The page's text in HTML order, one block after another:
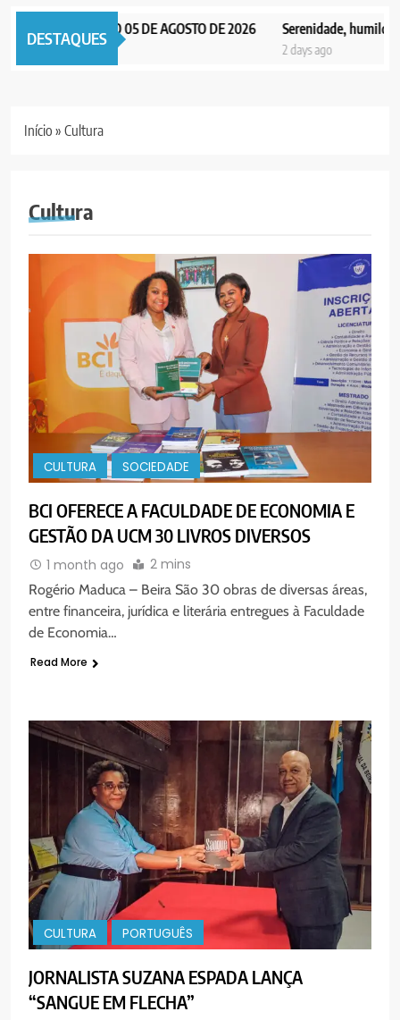
DESTAQUES
EDIÇÃO 05 DE AGOSTO DE 2026 Serenidade, humildade e
2 days ago
Início » Cultura
Cultura
CULTURA SOCIEDADE
BCI OFERECE A FACULDADE DE ECONOMIA E
GESTÃO DA UCM 30 LIVROS DIVERSOS
1 month ago 2 mins
Rogério Maduca – Beira São 30 obras de diversas áreas,
entre financeira, jurídica e literária entregues à Faculdade
de Economia…
Read More
CULTURA PORTUGUÊS
JORNALISTA SUZANA ESPADA LANÇA
“SANGUE EM FLECHA”